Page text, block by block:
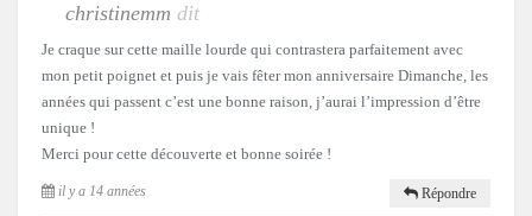
christinemm dit
Je craque sur cette maille lourde qui contrastera parfaitement avec
mon petit poignet et puis je vais fêter mon anniversaire Dimanche, les
années qui passent c’est une bonne raison, j’aurai l’impression d’être
unique !
Merci pour cette découverte et bonne soirée !
il y a 14 années Répondre